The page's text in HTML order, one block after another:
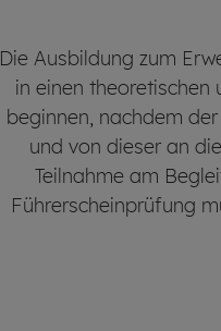
Die Ausbildung zum
in einen theoretischen
beginnen, nachdem
und von dieser an
Teilnahme am
Führerscheinprüfung